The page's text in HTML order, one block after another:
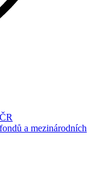
a mezinárodních